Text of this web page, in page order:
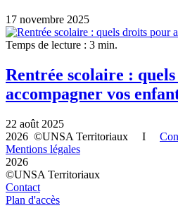
17 novembre 2025
Temps de lecture : 3 min.
Rentrée scolaire :
accompagner vos
22 août 2025
2026 ©UNSA Territoriaux I
Mentions légales
2026
©UNSA Territoriaux
Contact
Plan d'accès